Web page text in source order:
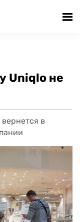
Uniqlo не
в